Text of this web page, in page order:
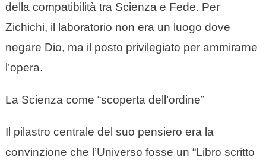
della compatibilità tra Scienza e Fede. Per
Zichichi, il laboratorio non era un luogo dove
negare Dio, ma il posto privilegiato per ammirarne
l’opera.
La Scienza come “scoperta dell’ordine”
Il pilastro centrale del suo pensiero era la
convinzione che l’Universo fosse un “Libro scritto